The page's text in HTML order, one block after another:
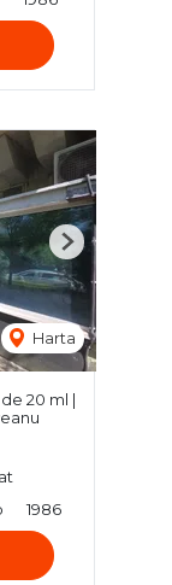
Harta
Next
20 ml |
1986